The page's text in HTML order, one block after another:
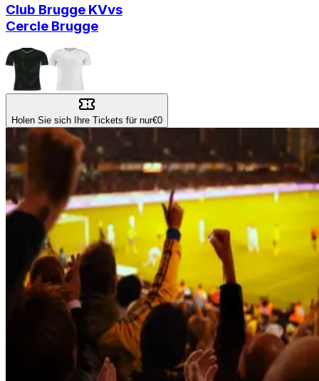
Club Brugge KVvs
Cercle Brugge
Holen Sie sich Ihre Tickets für nur€0